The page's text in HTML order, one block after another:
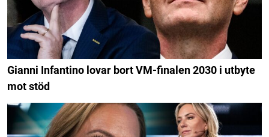
Gianni Infantino lovar bort VM-finalen 2030 i utbyte
mot stöd